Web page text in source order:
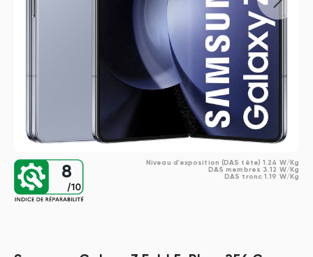
8
Niveau d'exposition (DAS tête) 1.24 W/Kg
DAS membres 3.12 W/Kg
DAS tronc 1.19 W/Kg